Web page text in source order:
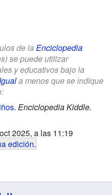
de la Enciclopedia
se puede utilizar
y educativos bajo la
a menos que se indique
. Enciclopedia Kiddle.
2025, a las 11:19
edición.